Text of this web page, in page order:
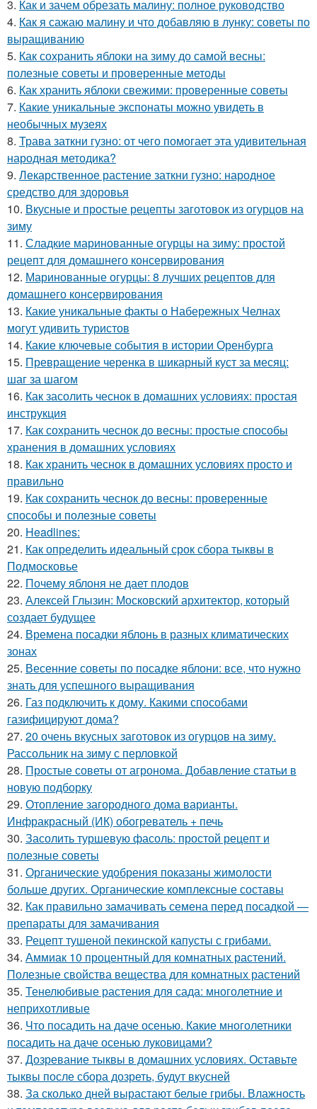
3. Как и зачем обрезать малину: полное руководство
4. Как я сажаю малину и что добавляю в лунку: советы по
выращиванию
5. Как сохранить яблоки на зиму до самой весны:
полезные советы и проверенные методы
6. Как хранить яблоки свежими: проверенные советы
7. Какие уникальные экспонаты можно увидеть в
необычных музеях
8. Трава заткни гузно: от чего помогает эта удивительная
народная методика?
9. Лекарственное растение заткни гузно: народное
средство для здоровья
10. Вкусные и простые рецепты заготовок из огурцов на
зиму
11. Сладкие маринованные огурцы на зиму: простой
рецепт для домашнего консервирования
12. Маринованные огурцы: 8 лучших рецептов для
домашнего консервирования
13. Какие уникальные факты о Набережных Челнах
могут удивить туристов
14. Какие ключевые события в истории Оренбурга
15. Превращение черенка в шикарный куст за месяц:
шаг за шагом
16. Как засолить чеснок в домашних условиях: простая
инструкция
17. Как сохранить чеснок до весны: простые способы
хранения в домашних условиях
18. Как хранить чеснок в домашних условиях просто и
правильно
19. Как сохранить чеснок до весны: проверенные
способы и полезные советы
20. Headlines:
21. Как определить идеальный срок сбора тыквы в
Подмосковье
22. Почему яблоня не дает плодов
23. Алексей Глызин: Московский архитектор, который
создает будущее
24. Времена посадки яблонь в разных климатических
зонах
25. Весенние советы по посадке яблони: все, что нужно
знать для успешного выращивания
26. Газ подключить к дому. Какими способами
газифицируют дома?
27. 20 очень вкусных заготовок из огурцов на зиму.
Рассольник на зиму с перловкой
28. Простые советы от агронома. Добавление статьи в
новую подборку
29. Отопление загородного дома варианты.
Инфракрасный (ИК) обогреватель + печь
30. Засолить туршевую фасоль: простой рецепт и
полезные советы
31. Органические удобрения показаны жимолости
больше других. Органические комплексные составы
32. Как правильно замачивать семена перед посадкой —
препараты для замачивания
33. Рецепт тушеной пекинской капусты с грибами.
34. Аммиак 10 процентный для комнатных растений.
Полезные свойства вещества для комнатных растений
35. Тенелюбивые растения для сада: многолетние и
неприхотливые
36. Что посадить на даче осенью. Какие многолетники
посадить на даче осенью луковицами?
37. Дозревание тыквы в домашних условиях. Оставьте
тыквы после сбора дозреть, будут вкусней
38. За сколько дней вырастают белые грибы. Влажность